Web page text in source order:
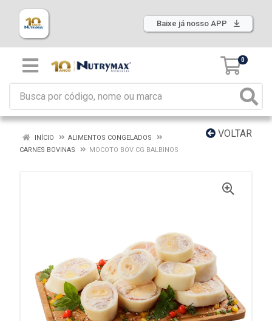
Baixe já nosso APP
0
VOLTAR
INÍCIO
ALIMENTOS CONGELADOS
CARNES BOVINAS
MOCOTO BOV CG BALBINOS